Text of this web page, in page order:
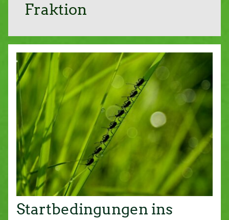
Fraktion
Startbedingungen ins